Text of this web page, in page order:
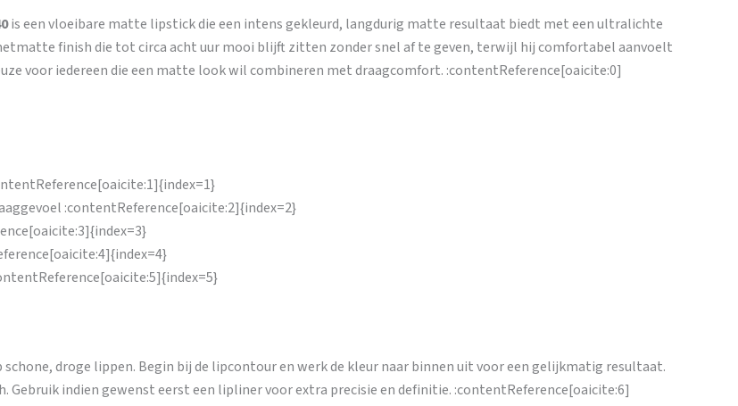
is een vloeibare matte lipstick die een intens gekleurd, langdurig matte resultaat biedt met een ultralichte
finish die tot circa acht uur mooi blijft zitten zonder snel af te geven, terwijl hij comfortabel aanvoelt
voor iedereen die een matte look wil combineren met draagcomfort. :contentReference[oaicite:0]
:contentReference[oaicite:2]{index=2}
droge lippen. Begin bij de lipcontour en werk de kleur naar binnen uit voor een gelijkmatig resultaat.
indien gewenst eerst een lipliner voor extra precisie en definitie. :contentReference[oaicite:6]